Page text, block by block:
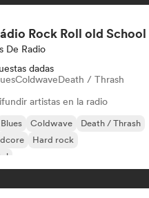
Rock Roll old School
De Radio
dadas
ColdwaveDeath / Thrash
artistas en la radio
Blues Coldwave
Death / Thrash
Hard rock